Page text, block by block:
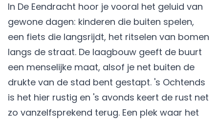
In De Eendracht hoor je vooral het geluid van
gewone dagen: kinderen die buiten spelen,
een fiets die langsrijdt, het ritselen van bomen
langs de straat. De laagbouw geeft de buurt
een menselijke maat, alsof je net buiten de
drukte van de stad bent gestapt. 's Ochtends
is het hier rustig en 's avonds keert de rust net
zo vanzelfsprekend terug. Een plek waar het